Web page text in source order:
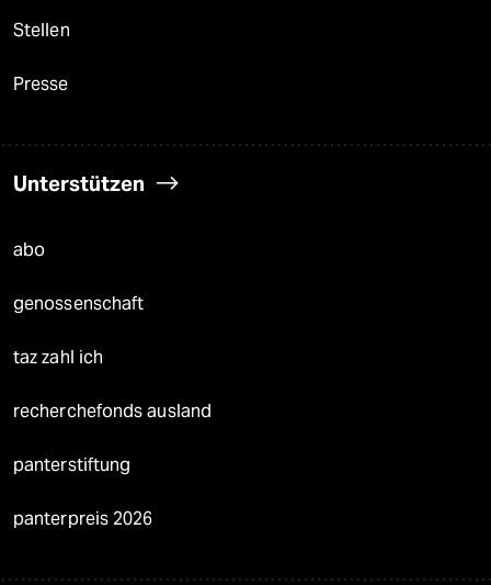
Stellen
Presse
Unterstützen
abo
genossenschaft
taz zahl ich
recherchefonds ausland
panterstiftung
panterpreis 2026